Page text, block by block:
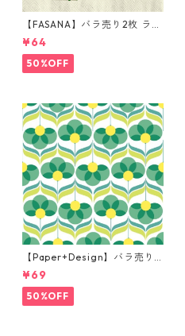
【FASANA】バラ売り2枚 ラン
チサイズ ペーパーナプキン Fr
og prince ナチュラル
¥64
50%OFF
【Paper+Design】バラ売り2
枚 ランチサイズ ペーパーナプ
キン Geo Flowers グリーン
¥69
50%OFF